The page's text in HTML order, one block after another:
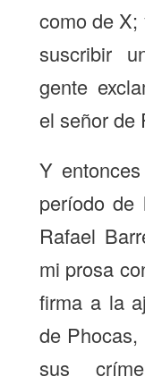
como de
suscribir
gente
el señor de
Y
período
Rafael
mi prosa
firma a la
de
sus